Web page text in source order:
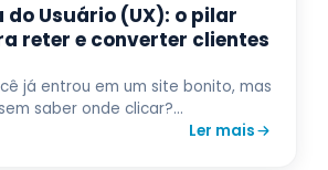
do Usuário (UX): o pilar
reter e converter clientes
já entrou em um site bonito, mas
saber onde clicar?...
Ler mais